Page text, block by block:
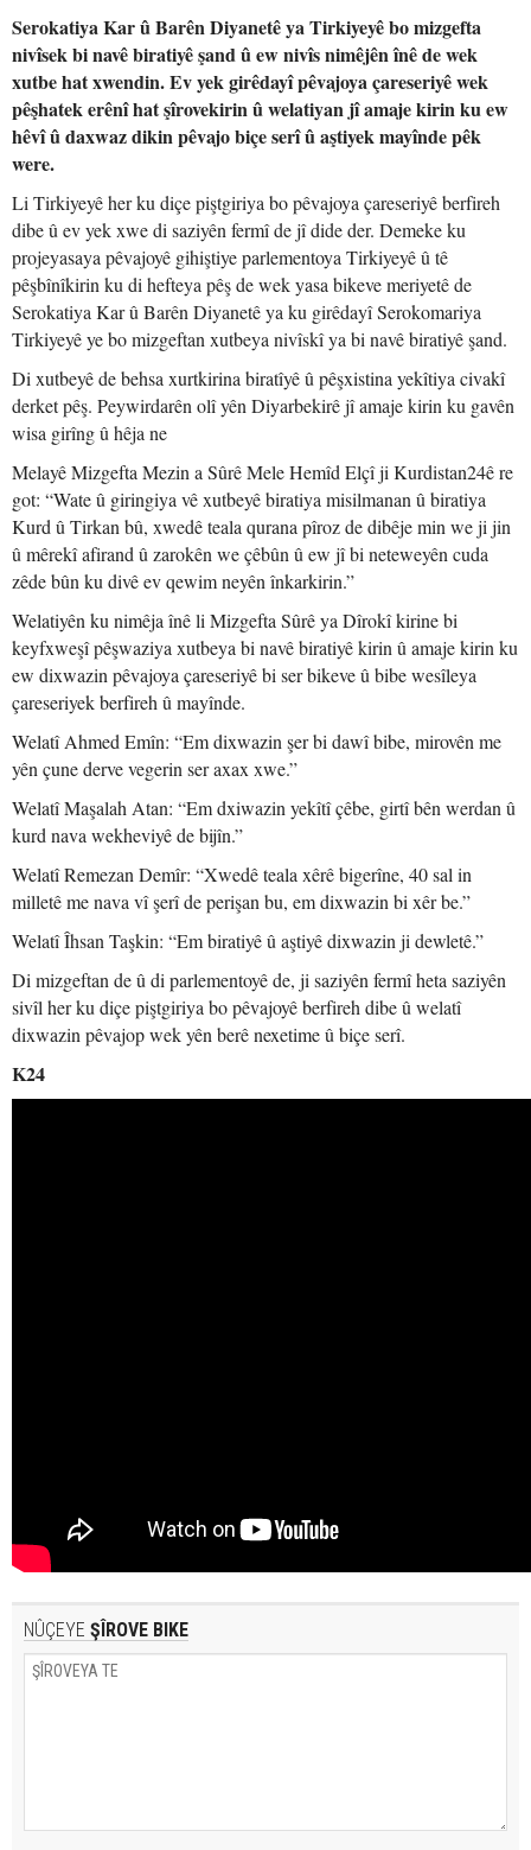
Serokatiya Kar û Barên Diyanetê ya Tirkiyeyê bo mizgefta
nivîsek bi navê biratiyê şand û ew nivîs nimêjên înê de wek
xutbe hat xwendin. Ev yek girêdayî pêvajoya çareseriyê wek
pêşhatek erênî hat şîrovekirin û welatiyan jî amaje kirin ku ew
hêvî û daxwaz dikin pêvajo biçe serî û aştiyek mayînde pêk
were.
Li Tirkiyeyê her ku diçe piştgiriya bo pêvajoya çareseriyê berfireh
dibe û ev yek xwe di saziyên fermî de jî dide der. Demeke ku
projeyasaya pêvajoyê gihiştiye parlementoya Tirkiyeyê û tê
pêşbînîkirin ku di hefteya pêş de wek yasa bikeve meriyetê de
Serokatiya Kar û Barên Diyanetê ya ku girêdayî Serokomariya
Tirkiyeyê ye bo mizgeftan xutbeya nivîskî ya bi navê biratiyê şand.
Di xutbeyê de behsa xurtkirina biratîyê û pêşxistina yekîtiya civakî
derket pêş. Peywirdarên olî yên Diyarbekirê jî amaje kirin ku gavên
wisa girîng û hêja ne
Melayê Mizgefta Mezin a Sûrê Mele Hemîd Elçî ji Kurdistan24ê re
got: “Wate û giringiya vê xutbeyê biratiya misilmanan û biratiya
Kurd û Tirkan bû, xwedê teala qurana pîroz de dibêje min we ji jin
û mêrekî afirand û zarokên we çêbûn û ew jî bi neteweyên cuda
zêde bûn ku divê ev qewim neyên înkarkirin.”
Welatiyên ku nimêja înê li Mizgefta Sûrê ya Dîrokî kirine bi
keyfxweşî pêşwaziya xutbeya bi navê biratiyê kirin û amaje kirin ku
ew dixwazin pêvajoya çareseriyê bi ser bikeve û bibe wesîleya
çareseriyek berfireh û mayînde.
Welatî Ahmed Emîn: “Em dixwazin şer bi dawî bibe, mirovên me
yên çune derve vegerin ser axax xwe.”
Welatî Maşalah Atan: “Em dxiwazin yekîtî çêbe, girtî bên werdan û
kurd nava wekheviyê de bijîn.”
Welatî Remezan Demîr: “Xwedê teala xêrê bigerîne, 40 sal in
milletê me nava vî şerî de perişan bu, em dixwazin bi xêr be.”
Welatî Îhsan Taşkin: “Em biratiyê û aştiyê dixwazin ji dewletê.”
Di mizgeftan de û di parlementoyê de, ji saziyên fermî heta saziyên
sivîl her ku diçe piştgiriya bo pêvajoyê berfireh dibe û welatî
dixwazin pêvajop wek yên berê nexetime û biçe serî.
K24
NÛÇEYE ŞÎROVE BIKE